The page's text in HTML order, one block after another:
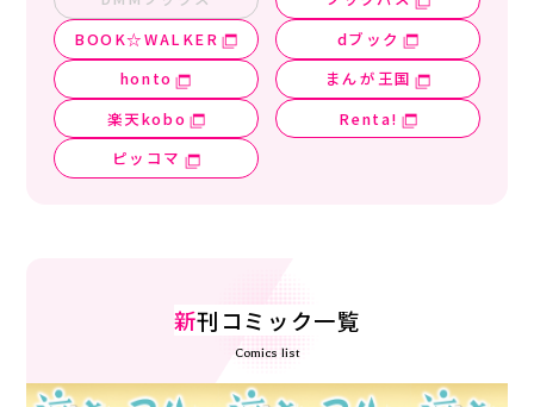
BOOK☆WALKER
dブック
honto
まんが王国
楽天kobo
Renta!
ピッコマ
新刊コミック一覧
Comics list